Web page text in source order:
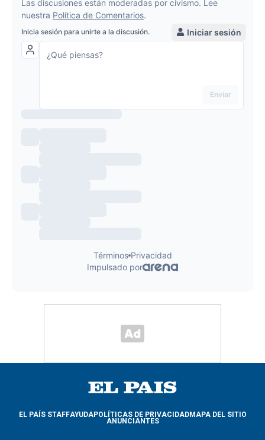
EL PAÍS STAFFAYUDAPOLÍTICAS DE PRIVACIDADMAPA DEL SITIO
ANUNCIANTES